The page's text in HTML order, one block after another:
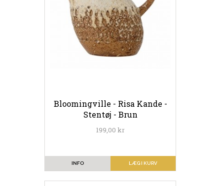
Bloomingville - Risa Kande -
Stentøj - Brun
199,00 kr
LÆG I KURV
INFO